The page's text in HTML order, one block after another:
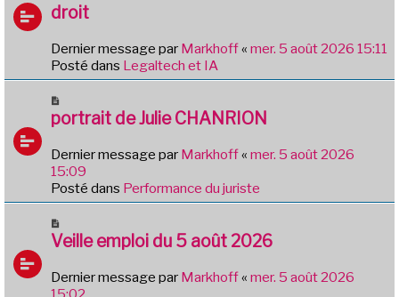
s
g
e
u
v
a
u
s
a
g
e
droit
Dernier message par Markhoff« mer. 5 août 2026 15:11
Posté dans Legaltech et IA
o
v
e
a
u
e
s
a
portrait de Julie CHANRION
Dernier message par Markhoff« mer. 5 août 2026
15:09
Posté dans Performance du juriste
o
v
e
Veille emploi du 5 août 2026
Dernier message par Markhoff« mer. 5 août 2026
15:02